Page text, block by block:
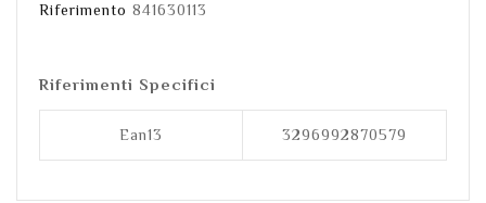
Riferimento 841630113
Riferimenti Specifici
Ean13 3296992870579